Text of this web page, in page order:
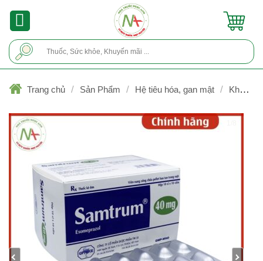
Trang chủ / Sản Phẩm / Hệ tiêu hóa, gan mật /
Kháng